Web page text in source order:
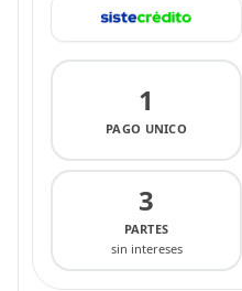
1
PAGO UNICO
3
PARTES
sin intereses